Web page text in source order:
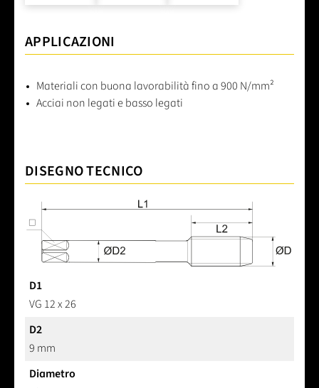
APPLICAZIONI
Materiali con buona lavorabilità fino a 900 N/mm²
Acciai non legati e basso legati
DISEGNO TECNICO
D1
VG 12 x 26
D2
9 mm
Diametro